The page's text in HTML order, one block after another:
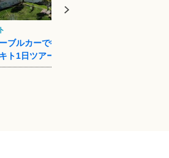
一美しいカルデラ湖 キロトア
日ツアー【英語ガイド】